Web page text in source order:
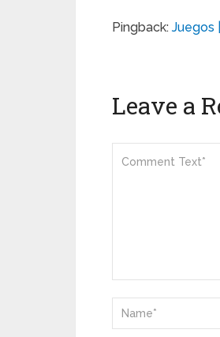
Pingback: Juegos
Leave a